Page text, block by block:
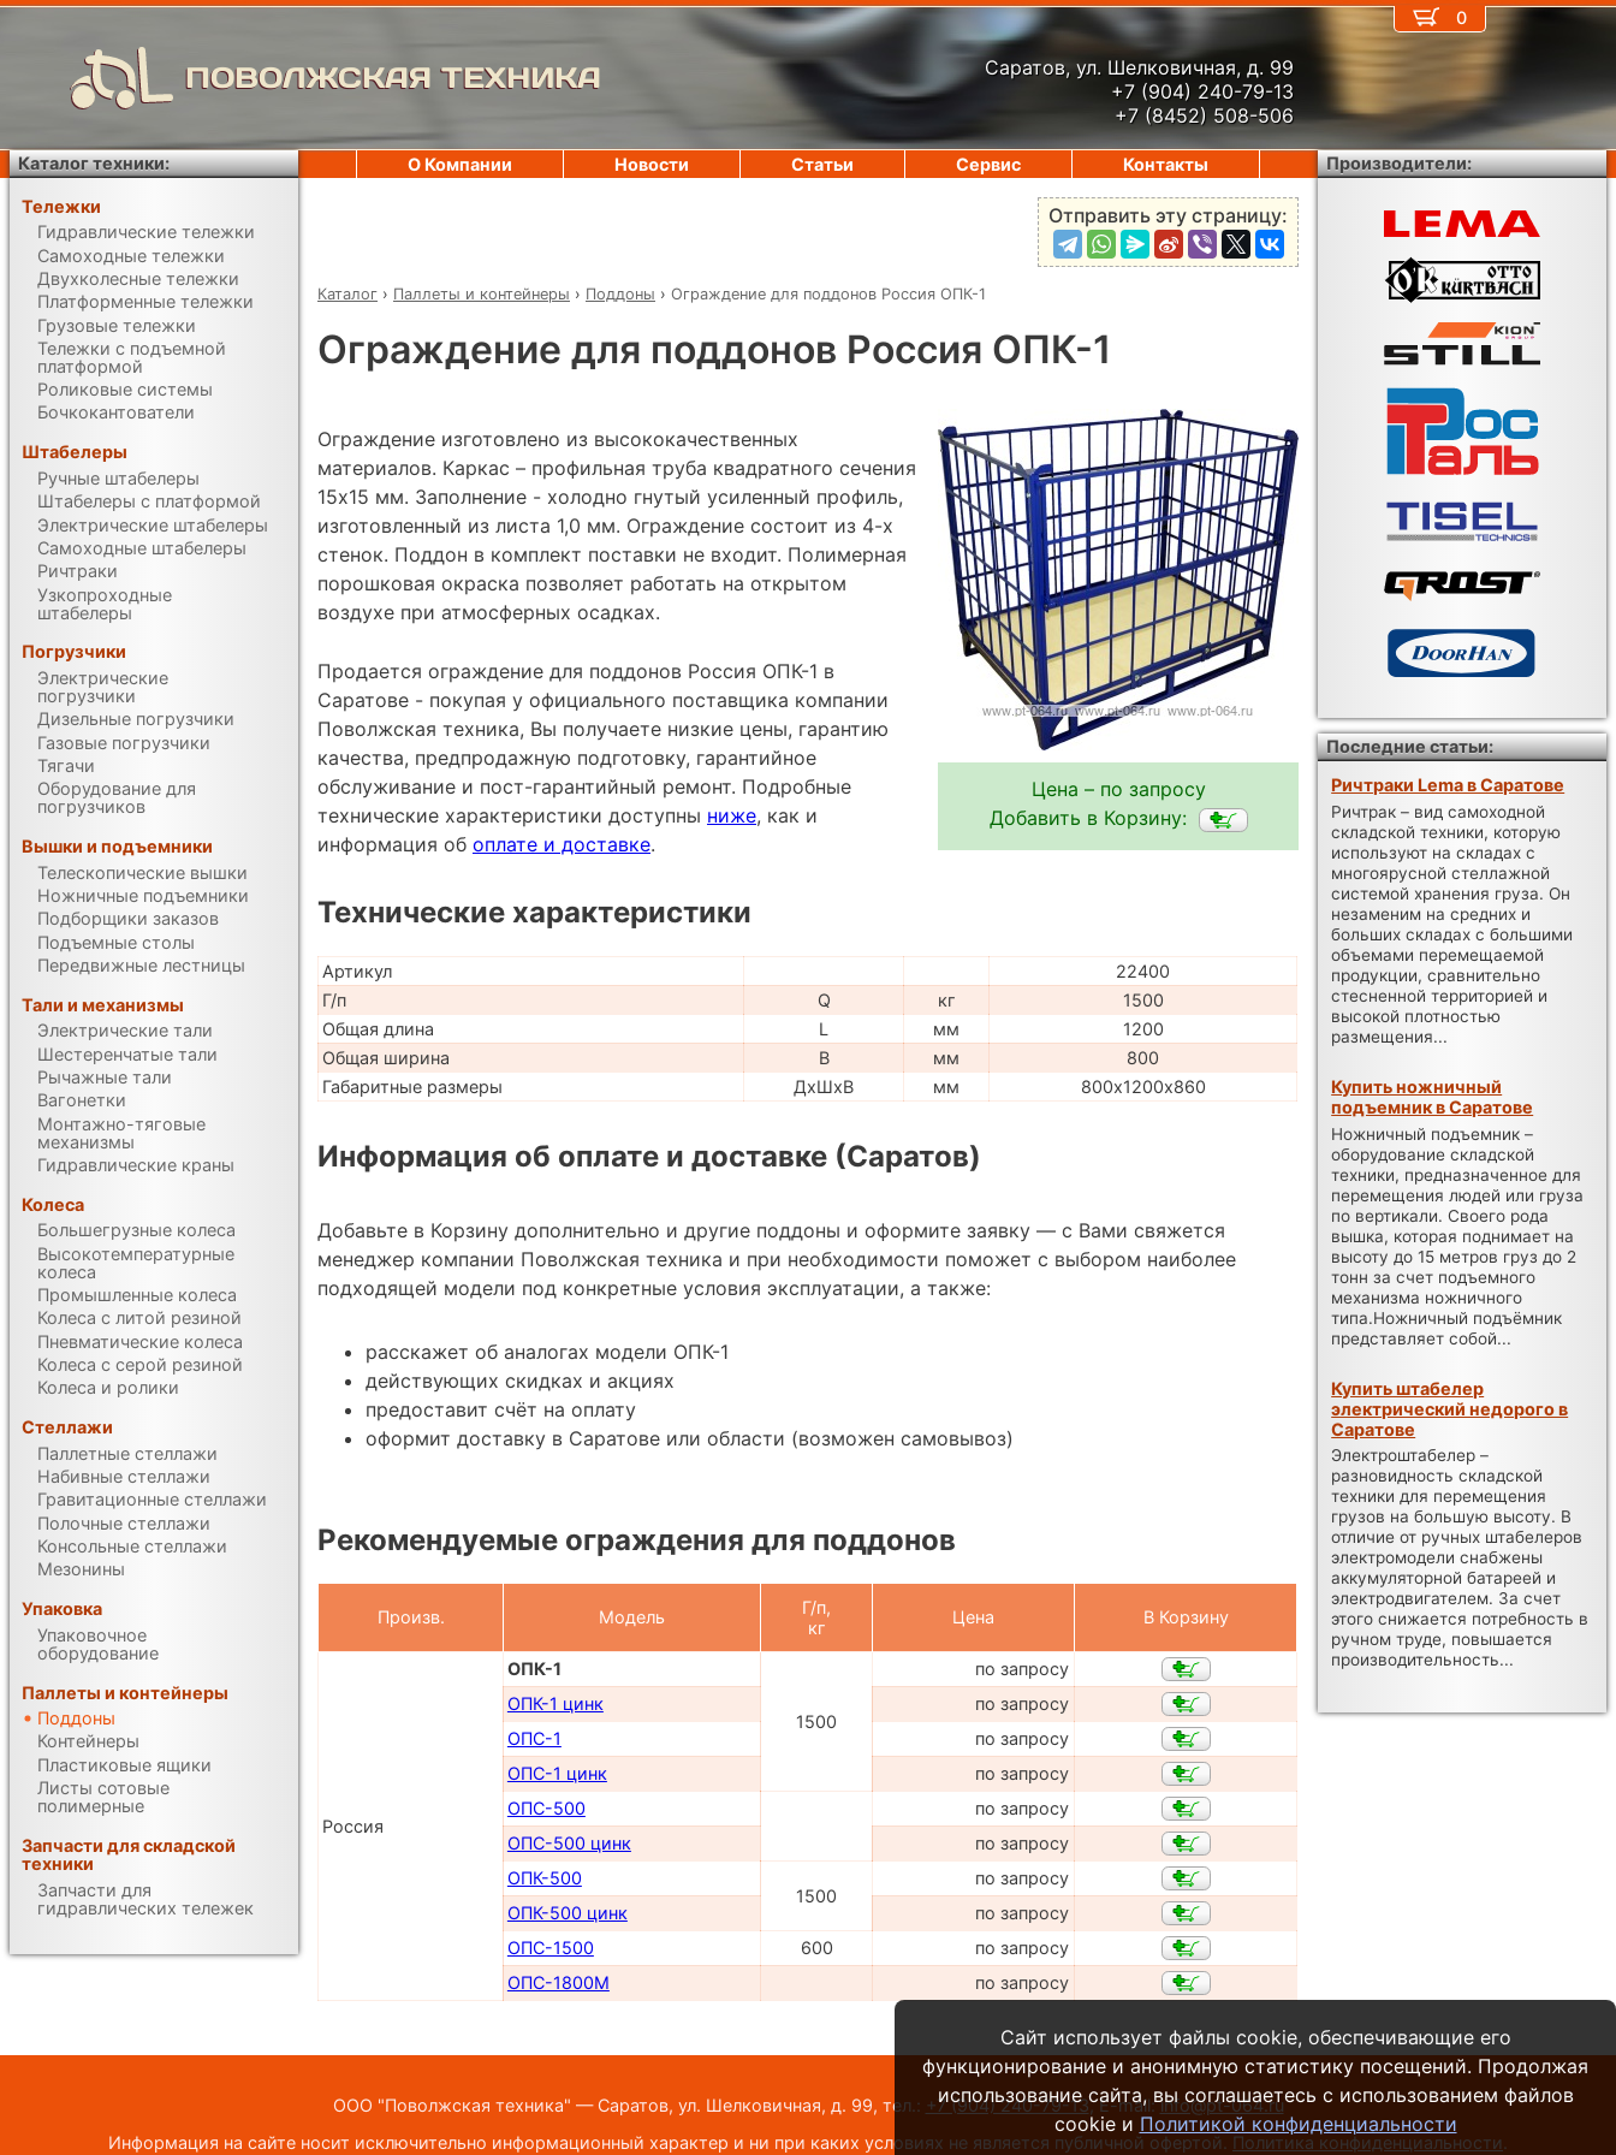
ПОВОЛЖСКАЯ ТЕХНИКА
Саратов, ул. Шелковичная, д. 99
+7 (904) 240-79-13
+7 (8452) 508-506
Отправить эту страницу:
Каталог › Паллеты и контейнеры › Поддоны › Ограждение для поддонов Россия ОПК-1
Ограждение для поддонов Россия ОПК-1
Цена – по запросу
Добавить в Корзину:
Ограждение изготовлено из высококачественных
материалов. Каркас – профильная труба квадратного сечения
15х15 мм. Заполнение - холодно гнутый усиленный профиль,
изготовленный из листа 1,0 мм. Ограждение состоит из 4-х
стенок. Поддон в комплект поставки не входит. Полимерная
порошковая окраска позволяет работать на открытом
воздухе при атмосферных осадках.
Продается ограждение для поддонов Россия ОПК-1 в
Саратове - покупая у официального поставщика компании
Поволжская техника, Вы получаете низкие цены, гарантию
качества, предпродажную подготовку, гарантийное
обслуживание и пост-гарантийный ремонт. Подробные
технические характеристики доступны ниже, как и
информация об оплате и доставке.
Технические характеристики
Артикул
22400
Г/п
Q кг
1500
Общая длина
L мм
1200
Общая ширина
B мм
800
Габаритные размеры
ДхШхВ мм 800х1200х860
Информация об оплате и доставке (Саратов)
Добавьте в Корзину дополнительно и другие поддоны и оформите заявку — с Вами свяжется
менеджер компании Поволжская техника и при необходимости поможет с выбором наиболее
подходящей модели под конкретные условия эксплуатации, а также:
расскажет об аналогах модели ОПК-1
действующих скидках и акциях
предоставит счёт на оплату
оформит доставку в Саратове или области (возможен самовывоз)
Рекомендуемые ограждения для поддонов
Произв. Модель
Г/п,
кг
Цена В Корзину
Россия
ОПК-1
1500
по запросу
ОПК-1 цинк
по запросу
ОПС-1
по запросу
ОПС-1 цинк
по запросу
ОПС-500
по запросу
ОПС-500 цинк
по запросу
ОПК-500
1500
по запросу
ОПК-500 цинк
по запросу
ОПС-1500
600
по запросу
ОПС-1800М
по запросу
0
О Компании Новости Статьи Сервис Контакты
Каталог техники:
Тележки
Гидравлические тележки
Самоходные тележки
Двухколесные тележки
Платформенные тележки
Грузовые тележки
Тележки с подъемной
платформой
Роликовые системы
Бочкокантователи
Штабелеры
Ручные штабелеры
Штабелеры с платформой
Электрические штабелеры
Самоходные штабелеры
Ричтраки
Узкопроходные
штабелеры
Погрузчики
Электрические
погрузчики
Дизельные погрузчики
Газовые погрузчики
Тягачи
Оборудование для
погрузчиков
Вышки и подъемники
Телескопические вышки
Ножничные подъемники
Подборщики заказов
Подъемные столы
Передвижные лестницы
Тали и механизмы
Электрические тали
Шестеренчатые тали
Рычажные тали
Вагонетки
Монтажно-тяговые
механизмы
Гидравлические краны
Колеса
Большегрузные колеса
Высокотемпературные
колеса
Промышленные колеса
Колеса с литой резиной
Пневматические колеса
Колеса с серой резиной
Колеса и ролики
Стеллажи
Паллетные стеллажи
Набивные стеллажи
Гравитационные стеллажи
Полочные стеллажи
Консольные стеллажи
Мезонины
Упаковка
Упаковочное
оборудование
Паллеты и контейнеры
Поддоны
Контейнеры
Пластиковые ящики
Листы сотовые
полимерные
Запчасти для складской
техники
Запчасти для
гидравлических тележек
Производители:
Последние статьи:
Ричтраки Lema в Саратове
Ричтрак – вид самоходной
складской техники, которую
используют на складах с
многоярусной стеллажной
системой хранения груза. Он
незаменим на средних и
больших складах с большими
объемами перемещаемой
продукции, сравнительно
стесненной территорией и
высокой плотностью
размещения...
Купить ножничный
подъемник в Саратове
Ножничный подъемник –
оборудование складской
техники, предназначенное для
перемещения людей или груза
по вертикали. Своего рода
вышка, которая поднимает на
высоту до 15 метров груз до 2
тонн за счет подъемного
механизма ножничного
типа.Ножничный подъёмник
представляет собой...
Купить штабелер
электрический недорого в
Саратове
Электроштабелер –
разновидность складской
техники для перемещения
грузов на большую высоту. В
отличие от ручных штабелеров
электромодели снабжены
аккумуляторной батареей и
электродвигателем. За счет
этого снижается потребность в
ручном труде, повышается
производительность...
ООО "Поволжская техника" — Саратов, ул. Шелковичная, д. 99, тел.: +7 (904) 240-79-13,E-mail:info@pt-064.ru
Информация на сайте носит исключительно информационный характер и ни при каких условиях не является публичной офертой. Политика конфиденциальности
Сайт использует файлы cookie, обеспечивающие его
функционирование и анонимную статистику посещений. Продолжая
использование сайта, вы соглашаетесь с использованием файлов
cookie и Политикой конфиденциальности